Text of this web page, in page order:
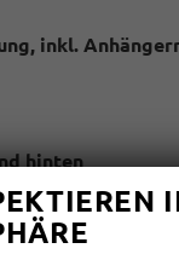
inkl.
hinten
Safe-